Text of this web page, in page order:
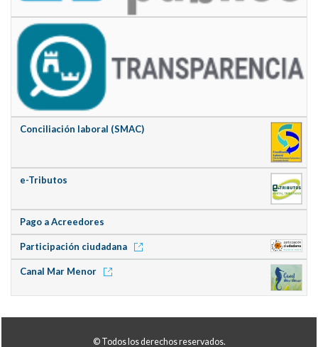
Conciliación laboral (SMAC)
e-Tributos
Pago a Acreedores
Participación ciudadana
Canal Mar Menor
© Todos los derechos reservados.